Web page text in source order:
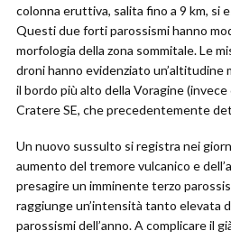
colonna eruttiva, salita fino a 9 km, si
Questi due forti parossismi hanno
morfologia della zona sommitale. Le
droni hanno evidenziato un’altitudine
il bordo più alto della Voragine
Cratere SE, che precedentemente
Un nuovo sussulto si registra nei
aumento del tremore vulcanico e
presagire un imminente terzo
raggiunge un’intensità tanto elevata
parossismi dell’anno. A complicare il